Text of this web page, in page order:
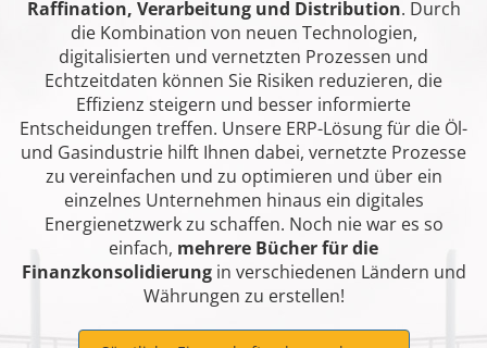
Raffination, Verarbeitung und Distribution. Durch
die Kombination von neuen Technologien,
digitalisierten und vernetzten Prozessen und
Echtzeitdaten können Sie Risiken reduzieren, die
Effizienz steigern und besser informierte
Entscheidungen treffen. Unsere ERP-Lösung für die Öl-
und Gasindustrie hilft Ihnen dabei, vernetzte Prozesse
zu vereinfachen und zu optimieren und über ein
einzelnes Unternehmen hinaus ein digitales
Energienetzwerk zu schaffen. Noch nie war es so
einfach, mehrere Bücher für die
Finanzkonsolidierungin verschiedenen Ländern und
Währungen zu erstellen!